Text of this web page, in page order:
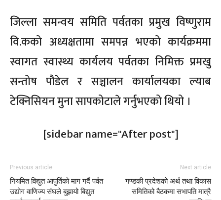
जिल्ला समन्वय समिति पर्वतका प्रमुख विष्णुराम
वि.कको अध्यक्षतामा समपन्न भएको कार्यक्रममा
स्वागत स्वास्थ्य कार्यलय पर्वतका निमिक्त प्रमखु
सन्तोष पौडेल र सञ्चालन कार्यालयका ल्याब
टेक्निसियन मुना सापकोटाले गर्नुभएको थियो ।
[sidebar name="After post"]
Previous article
नियमित विद्युत आपुर्तिको माग गर्दै पर्वत
उद्योग वाणिज्य संघले बुझायो बिद्युत
Next article
गण्डकी प्रदेशको अर्थ तथा विकास
समितिको बैठकमा सभापति मात्रै